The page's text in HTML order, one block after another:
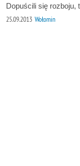
Dopuścili się rozboju,
25.09.2013 Wołomin